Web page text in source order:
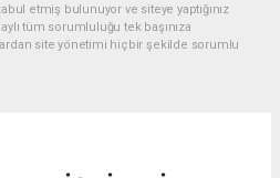
etmiş bulunuyor ve siteye yaptığınız
tüm sorumluluğu tek başınıza
site yönetimi hiçbir şekilde sorumlu